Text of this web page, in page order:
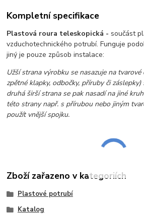
Kompletní specifikace
Plastová roura teleskopická - součást
vzduchotechnického potrubí. Funguje
jiný je pouze způsob instalace:
Užší strana výrobku se nasazuje na tvarové
zpětné klapky, odbočky, příruby či
druhá širší strana se pak nasadí na jiné
této strany např. s přírubou nebo jiným
použít vnější spojku.
Zboží zařazeno v kategoriích
Plastové potrubí
Katalog